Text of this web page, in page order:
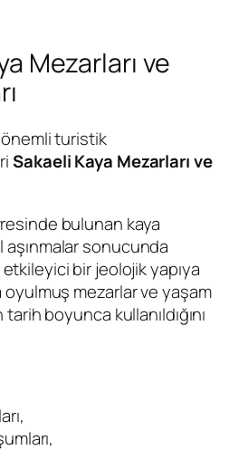
Mezarları ve
turistik
Sakaeli Kaya Mezarları ve
bulunan kaya
aşınmalar sonucunda
bir jeolojik yapıya
oyulmuş mezarlar ve yaşam
boyunca kullanıldığını